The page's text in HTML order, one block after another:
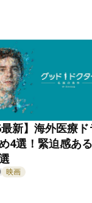
最新】海外医療
4選！緊迫感あ
映画